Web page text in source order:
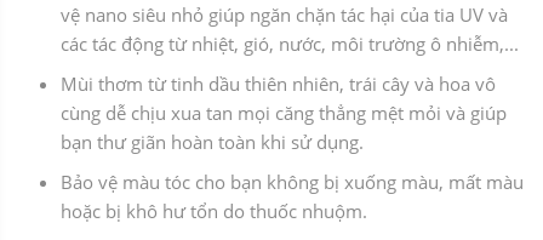
vệ nano siêu nhỏ giúp ngăn chặn tác hại của tia UV và
các tác động từ nhiệt, gió, nước, môi trường ô nhiễm,...
Mùi thơm từ tinh dầu thiên nhiên, trái cây và hoa vô
cùng dễ chịu xua tan mọi căng thẳng mệt mỏi và giúp
bạn thư giãn hoàn toàn khi sử dụng.
Bảo vệ màu tóc cho bạn không bị xuống màu, mất màu
hoặc bị khô hư tổn do thuốc nhuộm.